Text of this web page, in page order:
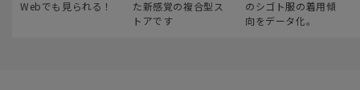
Webでも見られる！
た新感覚の複合型ス
トアです
のシゴト服の着用傾
向をデータ化。